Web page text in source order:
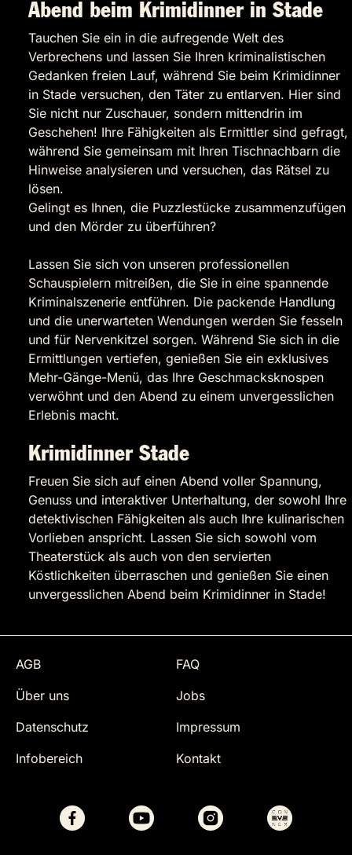
Abend beim Krimidinner in Stade
Tauchen Sie ein in die aufregende Welt des
Verbrechens und lassen Sie Ihren kriminalistischen
Gedanken freien Lauf, während Sie beim Krimidinner
in Stade versuchen, den Täter zu entlarven. Hier sind
Sie nicht nur Zuschauer, sondern mittendrin im
Geschehen! Ihre Fähigkeiten als Ermittler sind gefragt,
während Sie gemeinsam mit Ihren Tischnachbarn die
Hinweise analysieren und versuchen, das Rätsel zu
lösen.
Gelingt es Ihnen, die Puzzlestücke zusammenzufügen
und den Mörder zu überführen?
Lassen Sie sich von unseren professionellen
Schauspielern mitreißen, die Sie in eine spannende
Kriminalszenerie entführen. Die packende Handlung
und die unerwarteten Wendungen werden Sie fesseln
und für Nervenkitzel sorgen. Während Sie sich in die
Ermittlungen vertiefen, genießen Sie ein exklusives
Mehr-Gänge-Menü, das Ihre Geschmacksknospen
verwöhnt und den Abend zu einem unvergesslichen
Erlebnis macht.
Krimidinner Stade
Freuen Sie sich auf einen Abend voller Spannung,
Genuss und interaktiver Unterhaltung, der sowohl Ihre
detektivischen Fähigkeiten als auch Ihre kulinarischen
Vorlieben anspricht. Lassen Sie sich sowohl vom
Theaterstück als auch von den servierten
Köstlichkeiten überraschen und genießen Sie einen
unvergesslichen Abend beim Krimidinner in Stade!
AGB
FAQ
Über uns
Jobs
Datenschutz
Impressum
Infobereich
Kontakt